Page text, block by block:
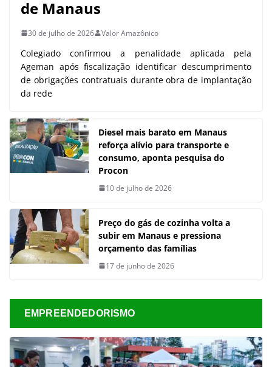
de Manaus
30 de julho de 2026 Valor Amazônico
Colegiado confirmou a penalidade aplicada pela
Ageman após fiscalização identificar descumprimento
de obrigações contratuais durante obra de implantação
da rede
Diesel mais barato em Manaus
reforça alívio para transporte e
consumo, aponta pesquisa do
Procon
10 de julho de 2026
Preço do gás de cozinha volta a
subir em Manaus e pressiona
orçamento das famílias
17 de junho de 2026
EMPREENDEDORISMO